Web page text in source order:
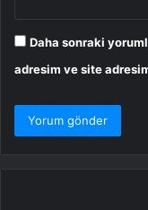
Daha sonraki
adresim ve site